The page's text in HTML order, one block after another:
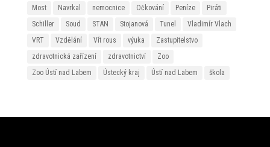
Most
Navrkal nemocnice Očkování Peníze
Piráti
Schiller
Soud STAN Stojanová Tunel
Vladimír Vlach
VRT
Vzdělání Vít rous výuka
Zastupitelstvo
zdravotnická zařízení
zdravotnictví
Zoo
Zoo Ústí nad Labem
Ústecký kraj Ústí nad Labem škola